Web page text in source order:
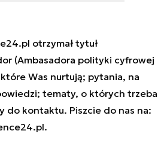
otrzymał tytuł
(Ambasadora polityki cyfrowej
Was nurtują; pytania, na
tematy, o których trzeba
do kontaktu. Piszcie do nas na:
.